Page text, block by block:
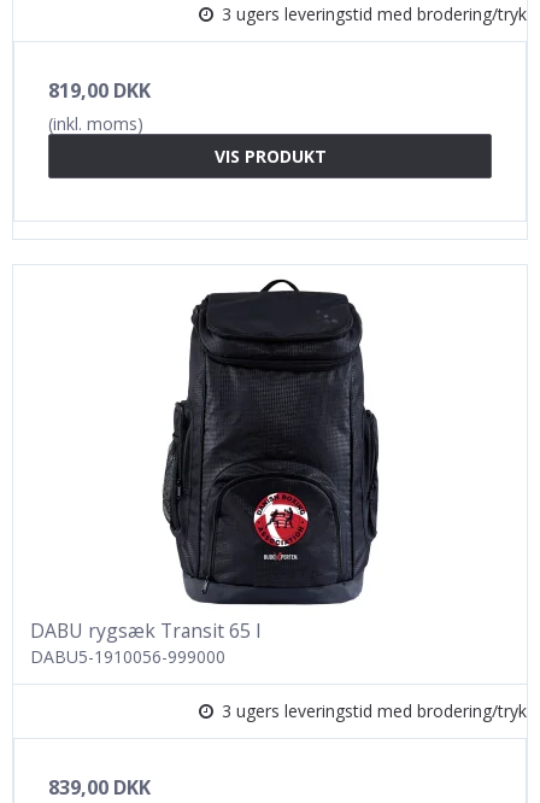
3 ugers leveringstid med brodering/tryk
819,00 DKK
(inkl. moms)
VIS PRODUKT
DABU rygsæk Transit 65 l
DABU5-1910056-999000
3 ugers leveringstid med brodering/tryk
839,00 DKK